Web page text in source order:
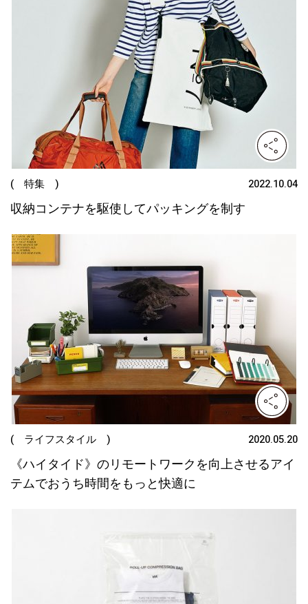
( 特集 ) 2022.10.04
収納コンテナを駆使してパッキングを制す
( ライフスタイル ) 2020.05.20
《ハイタイド》のリモートワークを向上させるアイ
テムでおうち時間をもっと快適に